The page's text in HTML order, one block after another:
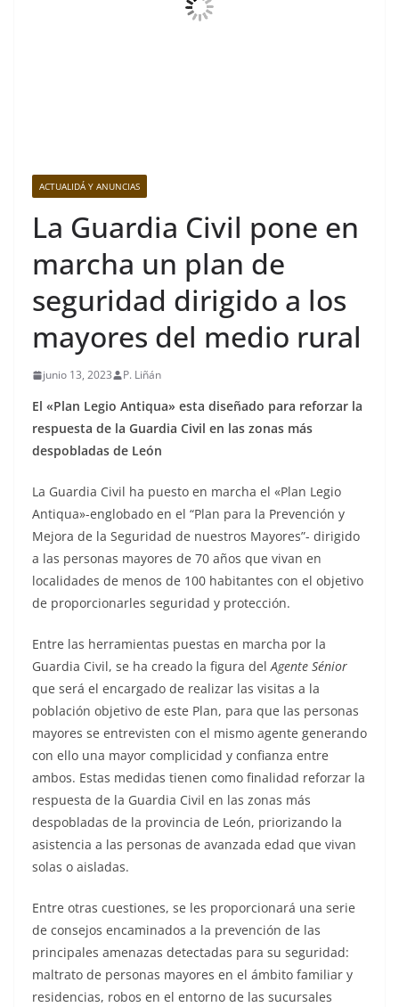
ACTUALIDÁ Y ANUNCIAS
La Guardia Civil pone en
marcha un plan de
seguridad dirigido a los
mayores del medio rural
junio 13, 2023 P. Liñán
El «Plan Legio Antiqua» esta diseñado para reforzar la
respuesta de la Guardia Civil en las zonas más
despobladas de León
La Guardia Civil ha puesto en marcha el «Plan Legio
Antiqua»-englobado en el “Plan para la Prevención y
Mejora de la Seguridad de nuestros Mayores”- dirigido
a las personas mayores de 70 años que vivan en
localidades de menos de 100 habitantes con el objetivo
de proporcionarles seguridad y protección.
Entre las herramientas puestas en marcha por la
Guardia Civil, se ha creado la figura delAgente Sénior
que será el encargado de realizar las visitas a la
población objetivo de este Plan, para que las personas
mayores se entrevisten con el mismo agente generando
con ello una mayor complicidad y confianza entre
ambos. Estas medidas tienen como finalidad reforzar la
respuesta de la Guardia Civil en las zonas más
despobladas de la provincia de León, priorizando la
asistencia a las personas de avanzada edad que vivan
solas o aisladas.
Entre otras cuestiones, se les proporcionará una serie
de consejos encaminados a la prevención de las
principales amenazas detectadas para su seguridad:
maltrato de personas mayores en el ámbito familiar y
residencias, robos en el entorno de las sucursales